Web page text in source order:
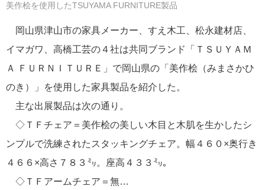
美作桧を使用したTSUYAMA FURNITURE製品
岡山県津山市の家具メーカー、すえ木工、松永建材店、
イマガワ、高橋工芸の４社は共同ブランド「ＴＳＵＹＡＭ
Ａ ＦＵＲＮＩＴＵＲＥ」で岡山県の「美作桧（みまさかひ
のき）」を使用した家具製品を紹介した。
主な出展製品は次の通り。
◇ＴＦチェア＝美作桧の美しい木目と木肌を生かしたシ
ンプルで洗練されたスタッキングチェア。幅４６０×奥行き
４６６×高さ７８３㍉。座高４３３㍉。
◇ＴＦアームチェア＝無…